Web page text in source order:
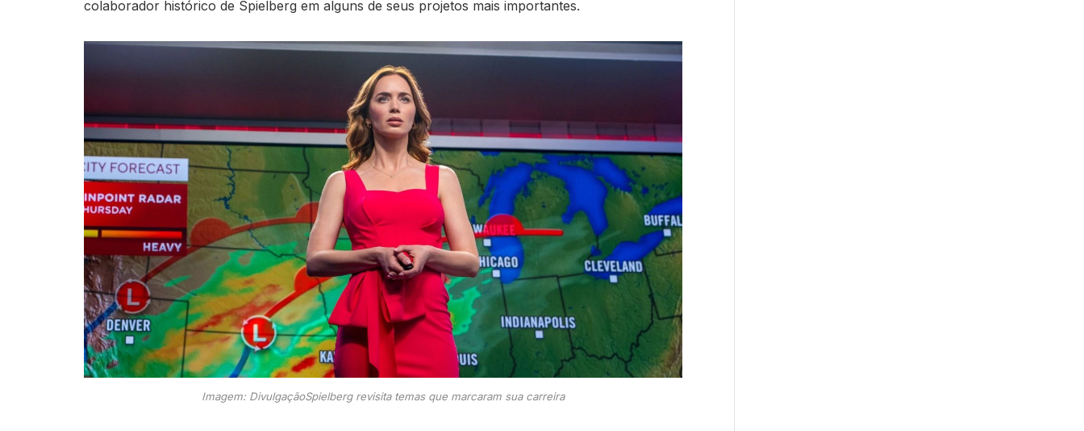
colaborador histórico de Spielberg em alguns de seus projetos mais importantes.
Imagem: DivulgaçãoSpielberg revisita temas que marcaram sua carreira